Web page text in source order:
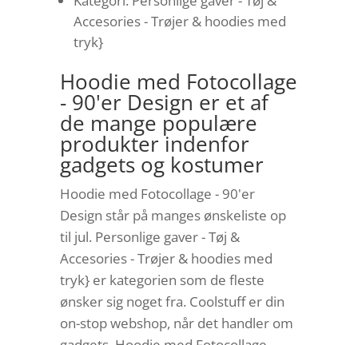
Accesories - Trøjer & hoodies med
tryk}
Hoodie med Fotocollage
- 90'er Design er et af
de mange populære
produkter indenfor
gadgets og kostumer
Hoodie med Fotocollage - 90'er
Design står på manges ønskeliste op
til jul. Personlige gaver - Tøj &
Accesories - Trøjer & hoodies med
tryk} er kategorien som de fleste
ønsker sig noget fra. Coolstuff er din
on-stop webshop, når det handler om